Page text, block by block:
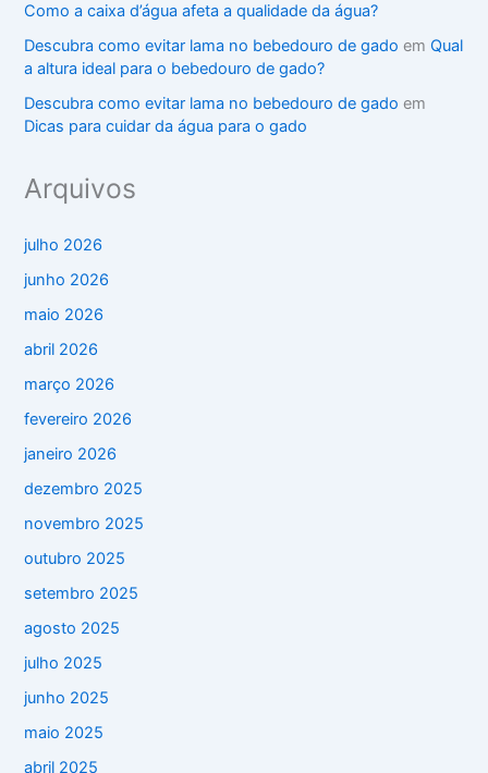
Como a caixa d’água afeta a qualidade da água?
Descubra como evitar lama no bebedouro de gado em Qual
a altura ideal para o bebedouro de gado?
Descubra como evitar lama no bebedouro de gado em
Dicas para cuidar da água para o gado
Arquivos
julho 2026
junho 2026
maio 2026
abril 2026
março 2026
fevereiro 2026
janeiro 2026
dezembro 2025
novembro 2025
outubro 2025
setembro 2025
agosto 2025
julho 2025
junho 2025
maio 2025
abril 2025